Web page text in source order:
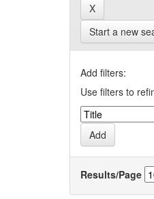
Start a new
Add filters:
Use filters to
Results/Page